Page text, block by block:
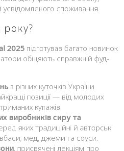
споживання.
2025 підготував багато новинок
обіцяють справжній фуд-
з різних куточків України
позиції — від молодих
купажів.
виробників сиру та
яких традиційні й авторські
мед, джеми та соуси.
, присвячені лекціям про